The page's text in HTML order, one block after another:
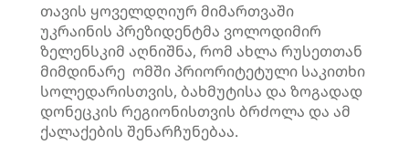
თავის ყოველდღიურ მიმართვაში
უკრაინის პრეზიდენტმა ვოლოდიმირ
ზელენსკიმ აღნიშნა, რომ ახლა რუსეთთან
მიმდინარე ომში პრიორიტეტული საკითხი
სოლედარისთვის, ბახმუტისა და ზოგადად
დონეცკის რეგიონისთვის ბრძოლა და ამ
ქალაქების შენარჩუნებაა.